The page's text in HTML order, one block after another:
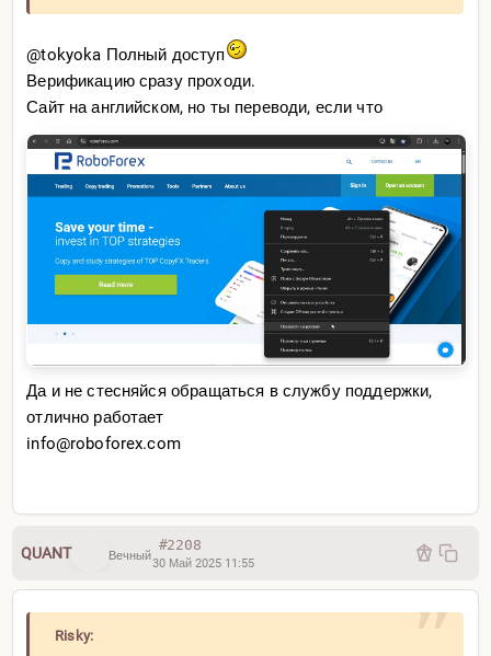
@tokyoka Полный доступ
Верификацию сразу проходи.
Сайт на английском, но ты переводи, если что
Да и не стесняйся обращаться в службу поддержки,
отлично работает
info@roboforex.com
QUANT Вечный
#2208
30 Май 2025 11:55
Risky: